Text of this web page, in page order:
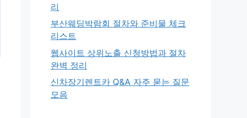
리
부산웨딩박람회 절차와 준비물 체크
리스트
웹사이트 상위노출 신청방법과 절차
완벽 정리
신차장기렌트카 Q&A 자주 묻는 질문
모음